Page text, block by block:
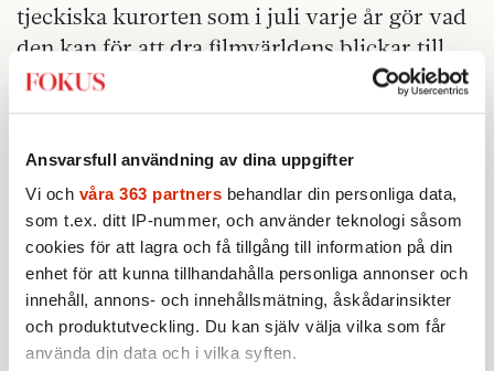
Ansvarsfull användning av dina uppgifter
Vi och våra 363 partners behandlar din personliga data,
som t.ex. ditt IP-nummer, och använder teknologi såsom
cookies för att lagra och få tillgång till information på din
enhet för att kunna tillhandahålla personliga annonser och
innehåll, annons- och innehållsmätning, åskådarinsikter
och produktutveckling. Du kan själv välja vilka som får
använda din data och i vilka syften.
tjeckiska kurorten som i juli varje år gör vad
den kan för att dra filmvärldens blickar till
sig.
absurda mikroberättelser där hedersgäster
får finna sig i att festivalens Crystal Globe-
statyett används på högst oväntade sätt.
Underfundigt och transparent skämtar de om
behovet av stjärnglans, desperationen efter
den och stjärnornasfatigueinför att offra
ytterligare ett par dagar av sina liv för att